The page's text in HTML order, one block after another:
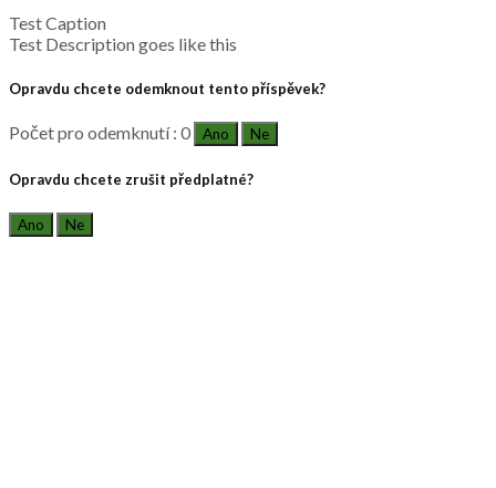
Test Caption
Test Description goes like this
Opravdu chcete odemknout tento příspěvek?
Počet pro odemknutí : 0 Ano Ne
Opravdu chcete zrušit předplatné?
Ano Ne